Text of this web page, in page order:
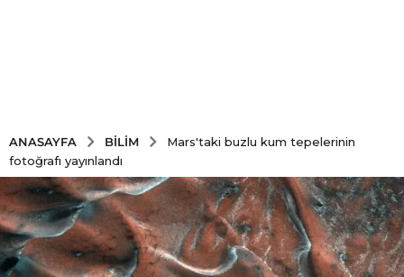
ANASAYFA BILIM
Mars'taki buzlu kum tepelerinin
fotoğrafı yayınlandı